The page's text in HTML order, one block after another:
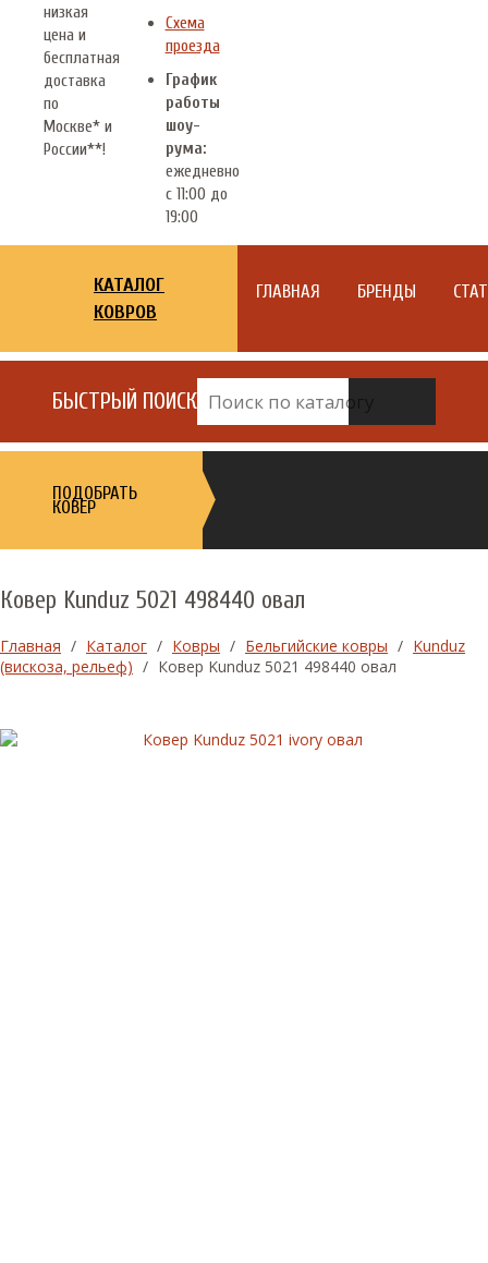
низкая
цена и
бесплатная
доставка
по
Москве* и
России**!
Схема
проезда
График
работы
шоу-
рума:
ежедневно
с 11:00 до
19:00
КАТАЛОГ
КОВРОВ
ГЛАВНАЯ БРЕНДЫ
БЫСТРЫЙ ПОИСК
ПОДОБРАТЬ
КОВЕР
Ковер Kunduz 5021 498440 овал
Главная / Каталог / Ковры / Бельгийские ковры / Kunduz
(вискоза, рельеф) / Ковер Kunduz 5021 498440 овал